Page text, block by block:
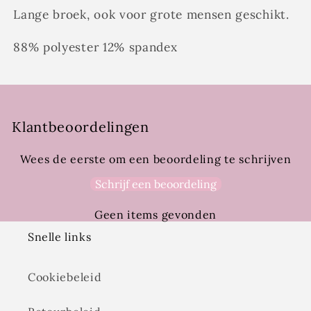
Lange broek, ook voor grote mensen geschikt.
88% polyester 12% spandex
Klantbeoordelingen
Wees de eerste om een beoordeling te schrijven
Schrijf een beoordeling
Geen items gevonden
Snelle links
Cookiebeleid